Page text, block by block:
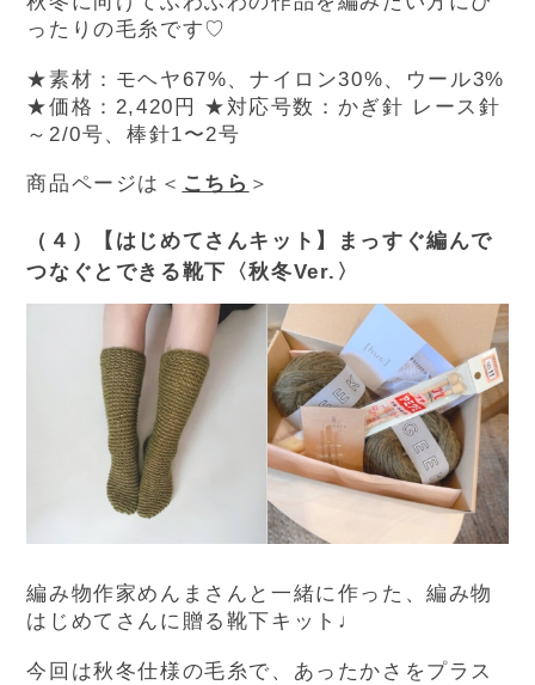
ったりの毛糸です♡
★素材：モヘヤ67%、ナイロン30%、ウール3%
★価格：2,420円 ★対応号数：かぎ針 レース針
～2/0号、棒針1〜2号
商品ページは＜ こちら ＞
（４）【はじめてさんキット】まっすぐ編んで
つなぐとできる靴下〈秋冬Ver.〉
編み物作家めんまさんと一緒に作った、編み物
はじめてさんに贈る靴下キット♩
今回は秋冬仕様の毛糸で、あったかさをプラス